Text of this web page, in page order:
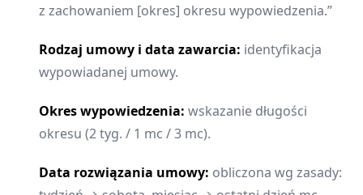
z zachowaniem [okres] okresu wypowiedzenia.”
Rodzaj umowy i data zawarcia: identyfikacja
wypowiadanej umowy.
Okres wypowiedzenia: wskazanie długości
okresu (2 tyg. / 1 mc / 3 mc).
Data rozwiązania umowy: obliczona wg zasady: